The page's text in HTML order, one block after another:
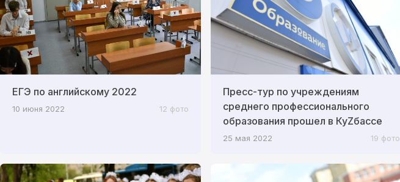
ЕГЭ по английскому 2022
10 июня 2022 12 фото
Пресс-тур по учреждениям
среднего профессионального
образования прошел в КуZбассе
25 мая 2022 19 фото